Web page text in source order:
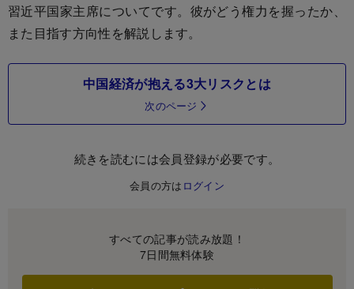
習近平国家主席についてです。彼がどう権力を握ったか、
また目指す方向性を解説します。
中国経済が抱える3大リスクとは
次のページ
続きを読むには会員登録が必要です。
会員の方は ログイン
すべての記事が読み放題！
7日間無料体験